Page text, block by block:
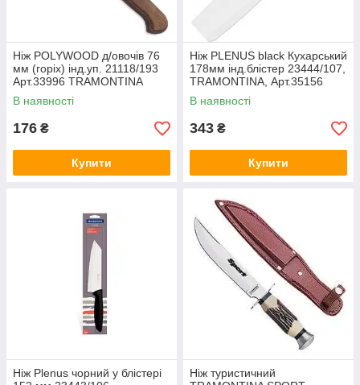
Ніж POLYWOOD д/овочів 76
мм (горіх) інд.уп. 21118/193
Арт.33996 TRAMONTINA
В наявності
176 ₴
Купити
Ніж PLENUS black Кухарський
178мм інд.блістер 23444/107,
TRAMONTINA, Арт.35156
В наявності
343 ₴
Купити
Ніж Plenus чорний у блістері
Ніж туристичний